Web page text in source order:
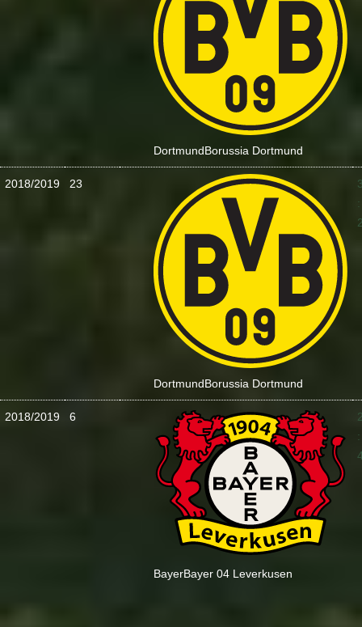
DortmundBorussia Dortmund
2018/2019 23
DortmundBorussia Dortmund
:
2018/2019 6
BayerBayer 04 Leverkusen
: